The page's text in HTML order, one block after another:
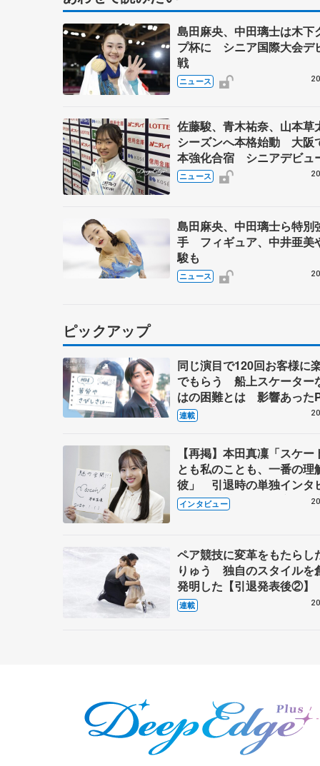
島田麻央、中田璃士は木下
プ杯に シニア国際大会デ
戦
ニュース
佐藤駿、青木祐奈、山本草
シーズンへ本格始動 大阪
本強化合宿 シニアデビュ
田麻央らも
ニュース
島田麻央、中田璃士ら特別
手 フィギュア、中井亜美
駿も
ニュース
ピックアップ
同じ演目で120回お客様に
でもらう 船上スケーター
はの困難とは 影響あった
キャプテン松永さんの存在
連載
【再掲】本田真凜「スケー
とも私のことも、一番の理
彼」 引退時の単独インタ
で語った競技人生や家族、
これからの夢…
インタビュー
ペア競技に変革をもたらし
りゅう 独自のスタイルを
発明した【引退発表後②】
連載